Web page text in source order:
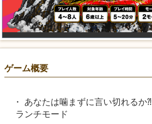
ゲーム概要
あなたは噛まずに言い切れるか
ランチモード